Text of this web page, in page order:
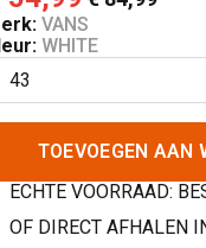
VANS
WHITE
TOEVOEGEN AAN
ECHTE VOORRAAD:
OF DIRECT AFHALEN